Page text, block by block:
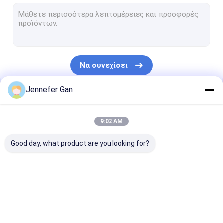
Ακρυλικό φύλλο παραθύρου RV
Ανθεκτικό στις συγκρούσεις ακρυλικό
Ακρυλικό φύλλο για ενυδρείο
παγωμένο ακρυλικό φύλλο
Να συνεχίσει
Οι Κατηγορίες Μας
Jennefer Gan
9:02 AM
Good day, what product are you looking for?